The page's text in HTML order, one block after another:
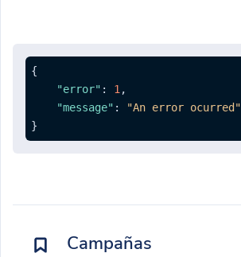
{
"error" : 1 ,
"message" :
"An error ocurred"
}
Campañas